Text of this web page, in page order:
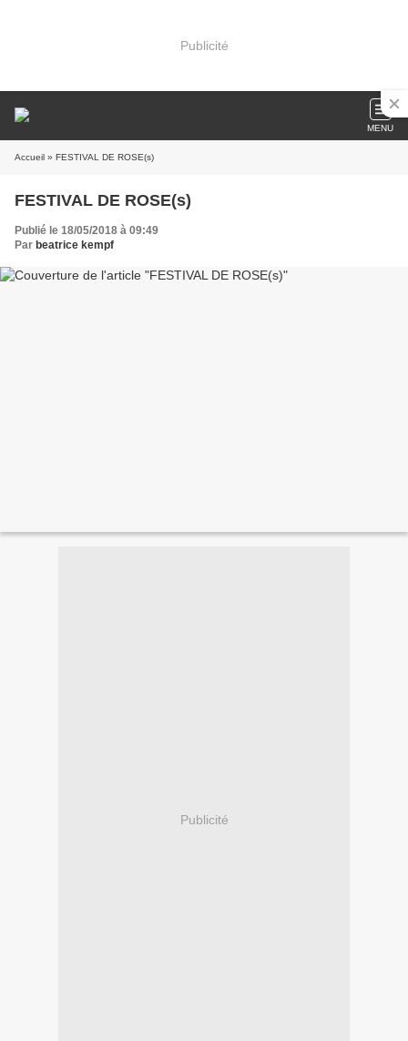
Publicité
MENU
Accueil » FESTIVAL DE ROSE(s)
FESTIVAL DE ROSE(s)
Publié le 18/05/2018 à 09:49
Par beatrice kempf
Publicité